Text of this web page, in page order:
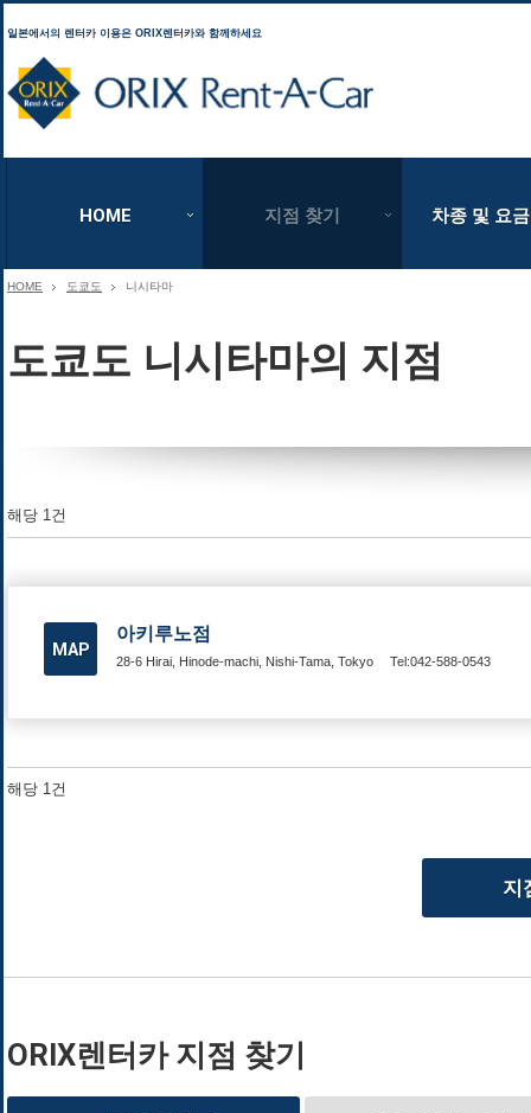
일본에서의 렌터카 이용은 ORIX렌터카와 함께하세요
HOME 지점 찾기 차종 및 요
HOME 도쿄도 니시타마
도쿄도 니시타마의 지점
해당 1건
MAP
아키루노점
28-6 Hirai, Hinode-machi, Nishi-Tama, Tokyo Tel:042-588-0543
해당 1건
지
ORIX렌터카 지점 찾기